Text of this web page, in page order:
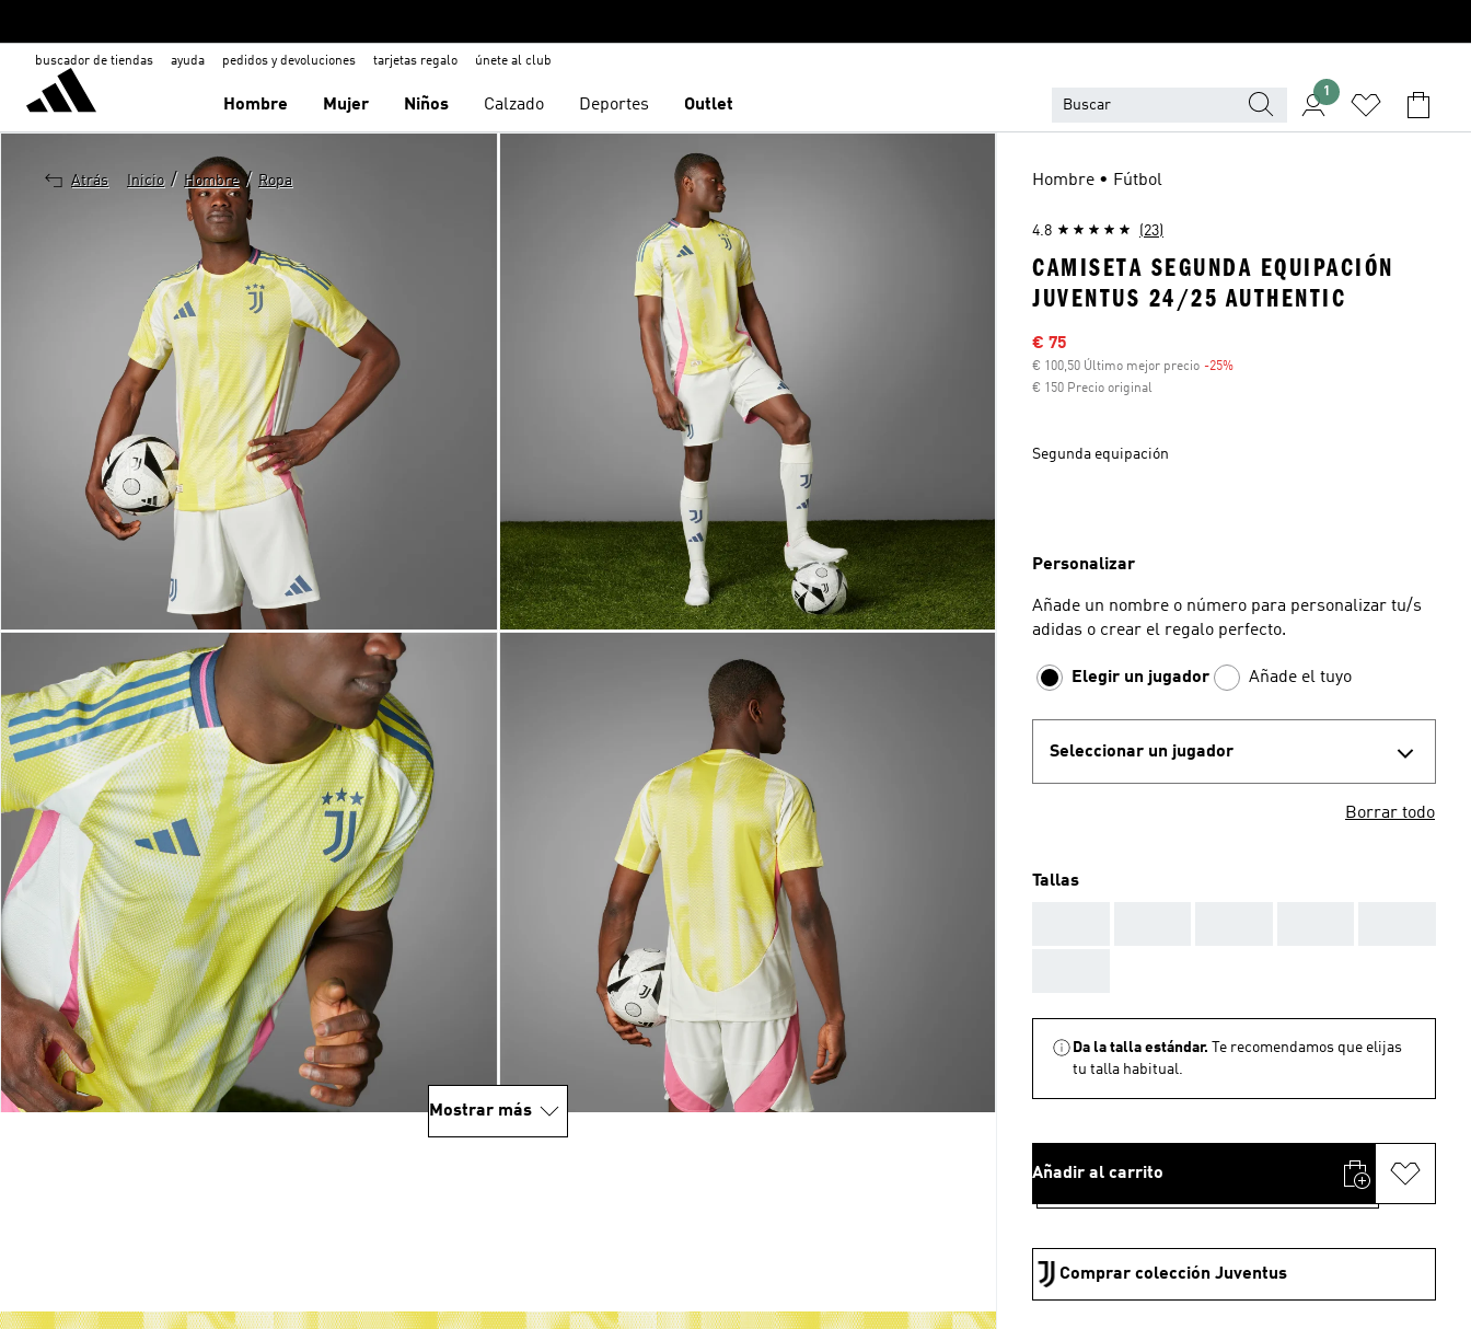
buscador de tiendas ayuda pedidos y devoluciones tarjetas regalo únete al club
Hombre Mujer Niños Calzado Deportes Outlet
1
Atrás Inicio / Hombre / Ropa
Mostrar más
Hombre • Fútbol
4.8 (23)
CAMISETA SEGUNDA EQUIPACIÓN
JUVENTUS 24/25 AUTHENTIC
Precio rebajado
€ 75
€ 100,50 Último mejor precio -25%
€ 150 Precio original
Segunda equipación
Personalizar
Añade un nombre o número para personalizar tu/s
adidas o crear el regalo perfecto.
Elegir un jugador Añade el tuyo
Seleccionar un jugador
Borrar todo
Tallas
Da la talla estándar.
Te recomendamos que elijas
tu talla habitual.
Añadir al carrito
Comprar colección Juventus